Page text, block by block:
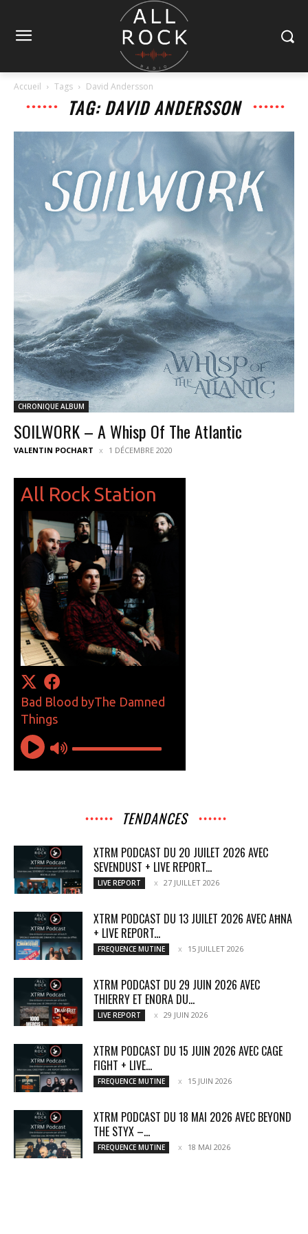
Accueil Tags David Andersson
TAG: DAVID ANDERSSON
CHRONIQUE ALBUM
SOILWORK – A Whisp Of The Atlantic
VALENTIN POCHART 1 DÉCEMBRE 2020
TENDANCES
XTRM PODCAST DU 20 JUILET 2026 AVEC
SEVENDUST + LIVE REPORT...
LIVE REPORT 27 JUILLET 2026
XTRM PODCAST DU 13 JUILET 2026 AVEC AĦNA
+ LIVE REPORT...
FREQUENCE MUTINE 15 JUILLET 2026
XTRM PODCAST DU 29 JUIN 2026 AVEC
THIERRY ET ENORA DU...
LIVE REPORT 29 JUIN 2026
XTRM PODCAST DU 15 JUIN 2026 AVEC CAGE
FIGHT + LIVE...
FREQUENCE MUTINE 15 JUIN 2026
XTRM PODCAST DU 18 MAI 2026 AVEC BEYOND
THE STYX –...
FREQUENCE MUTINE 18 MAI 2026